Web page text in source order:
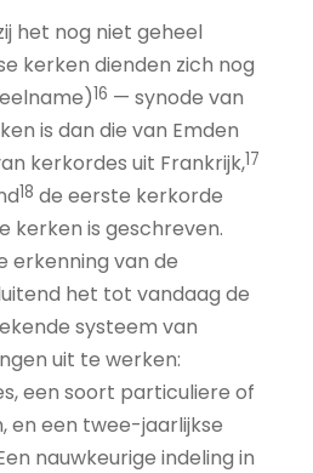
het nog niet geheel
kerken dienden zich nog
16 — synode van
is dan die van Emden
kerkordes uit Frankrijk,17
18 de eerste kerkorde
kerken is geschreven.
erkenning van de
het tot vandaag de
systeem van
uit te werken:
een soort particuliere of
en een twee-jaarlijkse
nauwkeurige indeling in